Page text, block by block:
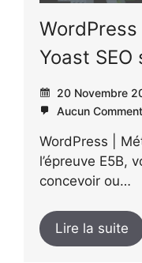
Yoast
20 Novembre
Aucun
WordPress |
l’épreuve E5B,
concevoir ou…
Lire la suite